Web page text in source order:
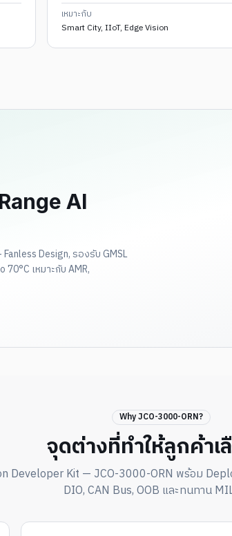
เหมาะกับ
Smart City, IIoT, Edge Vision
AI
Design, รองรับ GMSL
เหมาะกับ AMR,
Why JCO-3000-ORN?
จุดต่างที่ทำให้ลูกค้าเ
Developer Kit — JCO-3000-ORN พร้อม
DIO, CAN Bus, OOB และทนทาน